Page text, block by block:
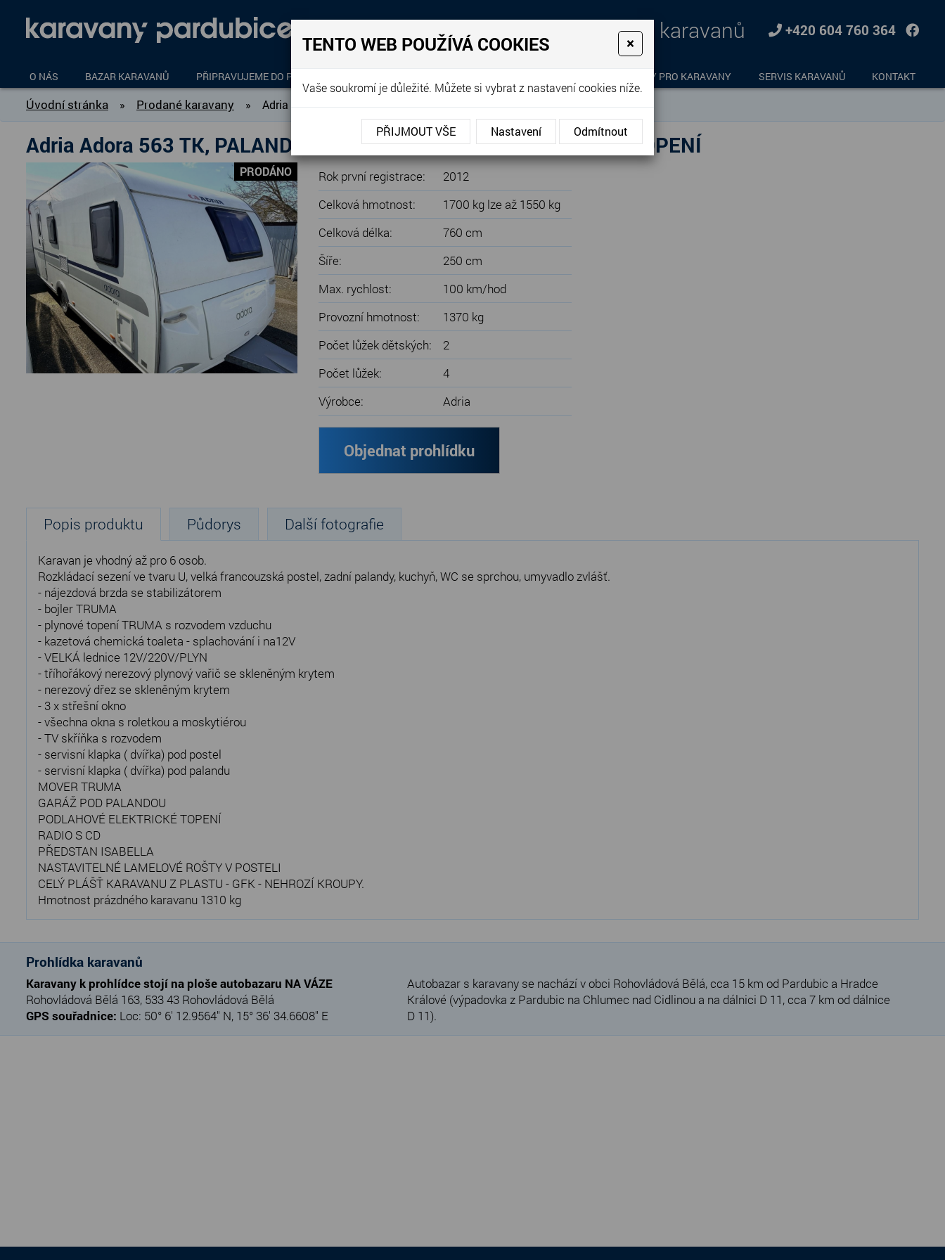
Prodej, dovoz, výkup a pronájem karavanů +420 604 760 364
O NÁS BAZAR KARAVANŮ PŘIPRAVUJEME DO PRODEJE DOPLŇKY PRO KARAVANY SERVIS KARAVANŮ KONTAKT
Úvodní stránka » Prodané karavany » Adria Adora 563 TK, PALANDY, PŘEDSTAN, MOVER, PODLAHOVÉ TOPENÍ
Adria Adora 563 TK, PALANDY, PŘEDSTAN, MOVER, PODLAHOVÉ TOPENÍ
PRODÁNO Rok první registrace:
2012
Celková hmotnost:
1700 kg lze až 1550 kg
Celková délka:
760 cm
Šíře:
250 cm
Max. rychlost:
100 km/hod
Provozní hmotnost:
1370 kg
Počet lůžek dětských:
2
Počet lůžek:
4
Výrobce:
Adria
Objednat prohlídku
Popis produktu Půdorys Další fotografie
Karavan je vhodný až pro 6 osob.
Rozkládací sezení ve tvaru U, velká francouzská postel, zadní palandy, kuchyň, WC se sprchou, umyvadlo zvlášť.
- nájezdová brzda se stabilizátorem
- bojler TRUMA
- plynové topení TRUMA s rozvodem vzduchu
- kazetová chemická toaleta - splachování i na12V
- VELKÁ lednice 12V/220V/PLYN
- tříhořákový nerezový plynový vařič se skleněným krytem
- nerezový dřez se skleněným krytem
- 3 x střešní okno
- všechna okna s roletkou a moskytiérou
- TV skříňka s rozvodem
- servisní klapka ( dvířka) pod postel
- servisní klapka ( dvířka) pod palandu
MOVER TRUMA
GARÁŽ POD PALANDOU
PODLAHOVÉ ELEKTRICKÉ TOPENÍ
RADIO S CD
PŘEDSTAN ISABELLA
NASTAVITELNÉ LAMELOVÉ ROŠTY V POSTELI
CELÝ PLÁŠŤ KARAVANU Z PLASTU - GFK - NEHROZÍ KROUPY.
Hmotnost prázdného karavanu 1310 kg
Prohlídka karavanů
Karavany k prohlídce stojí na ploše autobazaru NA VÁZE
Rohovládová Bělá 163, 533 43 Rohovládová Bělá
GPS souřadnice: Loc: 50° 6' 12.9564" N, 15° 36' 34.6608" E
Autobazar s karavany se nachází v obci Rohovládová Bělá, cca 15 km od Pardubic a Hradce
Králové (výpadovka z Pardubic na Chlumec nad Cidlinou a na dálnici D 11, cca 7 km od dálnice
D 11).
TENTO WEB POUŽÍVÁ COOKIES ×
Vaše soukromí je důležité. Můžete si vybrat z nastavení cookies níže.
PŘIJMOUT VŠE Nastavení Odmítnout